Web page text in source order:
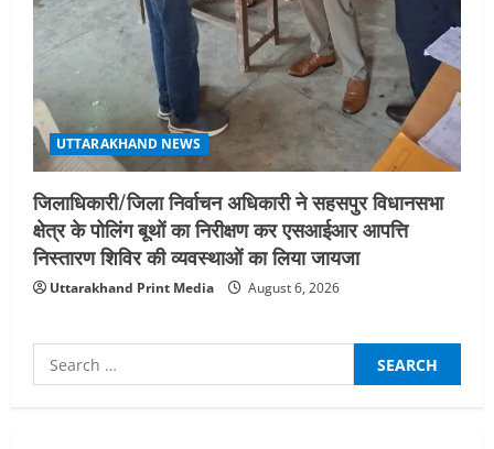
UTTARAKHAND NEWS
जिलाधिकारी/जिला निर्वाचन अधिकारी ने सहसपुर विधानसभा
क्षेत्र के पोलिंग बूथों का निरीक्षण कर एसआईआर आपत्ति
निस्तारण शिविर की व्यवस्थाओं का लिया जायजा
Uttarakhand Print Media August 6, 2026
Search
for: